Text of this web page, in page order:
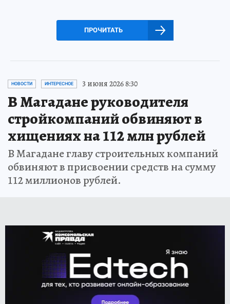
ПРОЧИТАТЬ
НОВОСТИ ИНТЕРЕСНОЕ 3 июня 2026 8:30
В Магадане руководителя
стройкомпаний обвиняют в
хищениях на 112 млн рублей
В Магадане главу строительных компаний
обвиняют в присвоении средств на сумму
112 миллионов рублей.